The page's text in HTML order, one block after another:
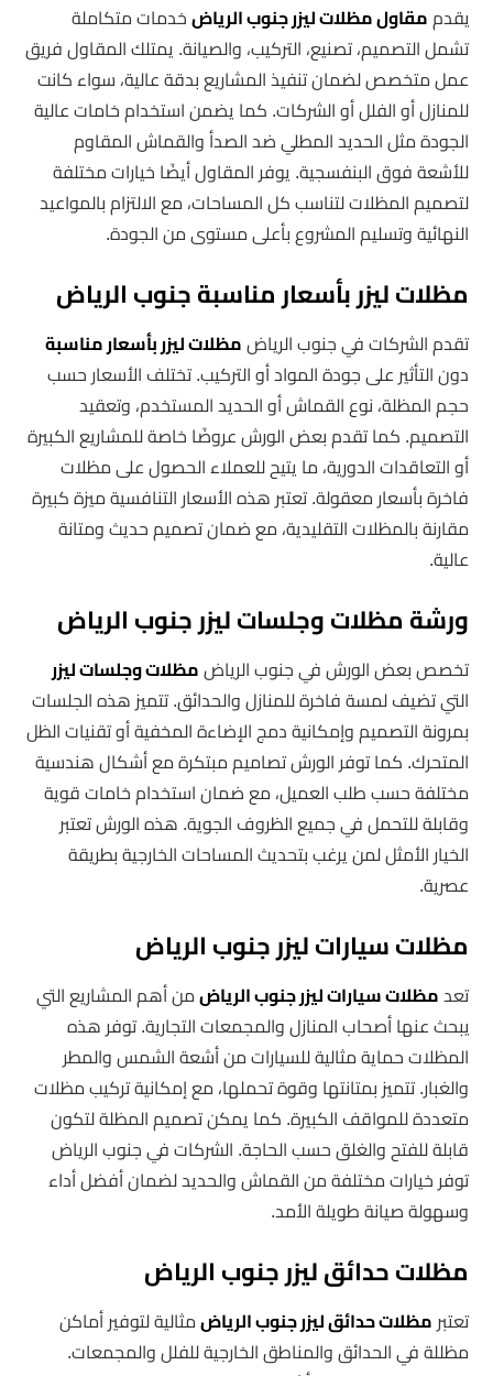
يقدممقاول مظلات ليزر جنوب الرياضخدمات متكاملة
تشمل التصميم، تصنيع، التركيب، والصيانة. يمتلك المقاول فريق
عمل متخصص لضمان تنفيذ المشاريع بدقة عالية، سواء كانت
للمنازل أو الفلل أو الشركات. كما يضمن استخدام خامات عالية
الجودة مثل الحديد المطلي ضد الصدأ والقماش المقاوم
للأشعة فوق البنفسجية. يوفر المقاول أيضًا خيارات مختلفة
لتصميم المظلات لتناسب كل المساحات، مع الالتزام بالمواعيد
النهائية وتسليم المشروع بأعلى مستوى من الجودة.
مظلات ليزر بأسعار مناسبة جنوب الرياض
تقدم الشركات في جنوب الرياضمظلات ليزر بأسعار مناسبة
دون التأثير على جودة المواد أو التركيب. تختلف الأسعار حسب
حجم المظلة، نوع القماش أو الحديد المستخدم، وتعقيد
التصميم. كما تقدم بعض الورش عروضًا خاصة للمشاريع الكبيرة
أو التعاقدات الدورية، ما يتيح للعملاء الحصول على مظلات
فاخرة بأسعار معقولة. تعتبر هذه الأسعار التنافسية ميزة كبيرة
مقارنة بالمظلات التقليدية، مع ضمان تصميم حديث ومتانة
عالية.
ورشة مظلات وجلسات ليزر جنوب الرياض
تخصص بعض الورش في جنوب الرياضمظلات وجلسات ليزر
التي تضيف لمسة فاخرة للمنازل والحدائق. تتميز هذه الجلسات
بمرونة التصميم وإمكانية دمج الإضاءة المخفية أو تقنيات الظل
المتحرك. كما توفر الورش تصاميم مبتكرة مع أشكال هندسية
مختلفة حسب طلب العميل، مع ضمان استخدام خامات قوية
وقابلة للتحمل في جميع الظروف الجوية. هذه الورش تعتبر
الخيار الأمثل لمن يرغب بتحديث المساحات الخارجية بطريقة
عصرية.
مظلات سيارات ليزر جنوب الرياض
تعدمظلات سيارات ليزر جنوب الرياضمن أهم المشاريع التي
يبحث عنها أصحاب المنازل والمجمعات التجارية. توفر هذه
المظلات حماية مثالية للسيارات من أشعة الشمس والمطر
والغبار. تتميز بمتانتها وقوة تحملها، مع إمكانية تركيب مظلات
متعددة للمواقف الكبيرة. كما يمكن تصميم المظلة لتكون
قابلة للفتح والغلق حسب الحاجة. الشركات في جنوب الرياض
توفر خيارات مختلفة من القماش والحديد لضمان أفضل أداء
وسهولة صيانة طويلة الأمد.
مظلات حدائق ليزر جنوب الرياض
تعتبرمظلات حدائق ليزر جنوب الرياضمثالية لتوفير أماكن
مظللة في الحدائق والمناطق الخارجية للفلل والمجمعات.